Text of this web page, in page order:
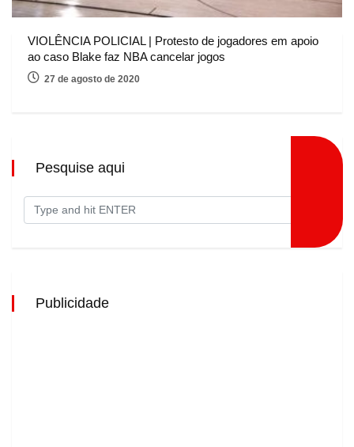
VIOLÊNCIA POLICIAL | Protesto de jogadores em apoio
ao caso Blake faz NBA cancelar jogos
27 de agosto de 2020
Pesquise aqui
Publicidade